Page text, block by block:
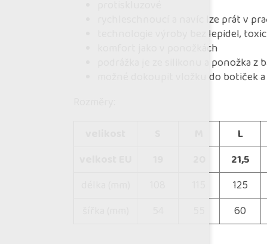
rychleschnoucí a navíc lze prát v
technologie výroby bez lepidel,
komfort jako v ponožkách
podrážka je ze silikonu a ponožka z
možné dokoupit vložku do
L
21,5
125
60